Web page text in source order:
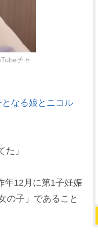
チャ
なる娘とニコル
」
年12月に第1子妊娠
の子」であること